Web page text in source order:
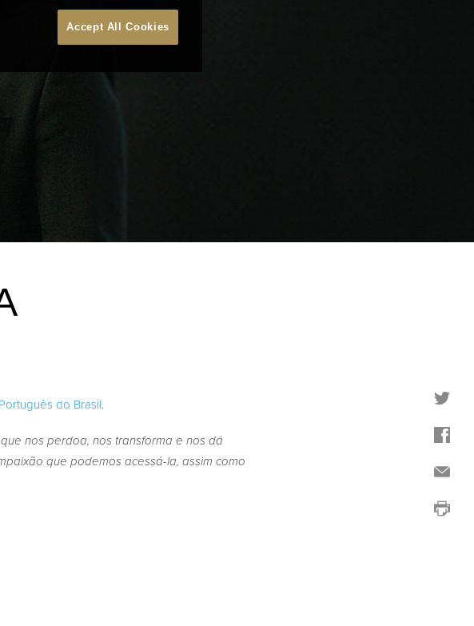
Português do Brasil.
nos perdoa, nos transforma e nos dá
que podemos acessá-la, assim como
Accept All Cookies